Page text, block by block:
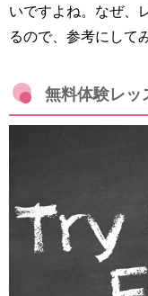
いですよね。なぜ、
るので、参考にして
無料体験レッ